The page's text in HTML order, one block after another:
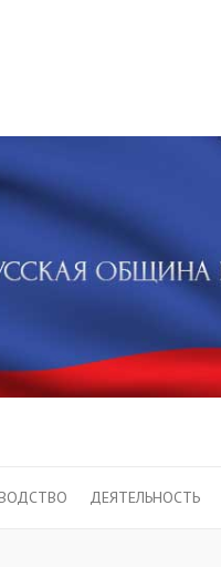
ДЕЯТЕЛЬНОСТЬ